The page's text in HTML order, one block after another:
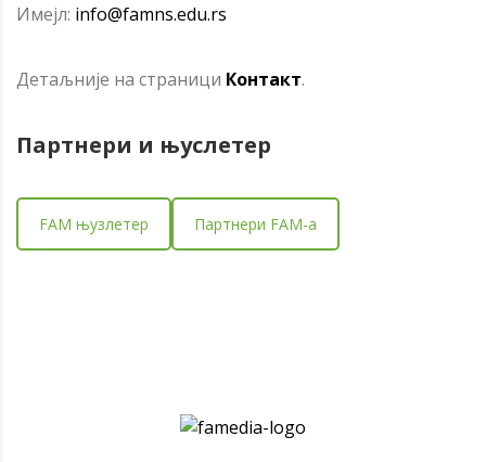
Имејл: info@famns.edu.rs
Детаљније на страници Контакт.
Партнери и њуслетер
FAM њузлетер Партнери FAM-a